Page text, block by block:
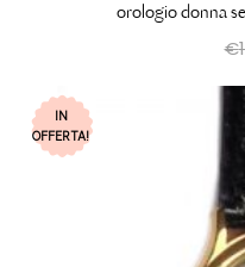
orologio donna
€
IN
OFFERTA!